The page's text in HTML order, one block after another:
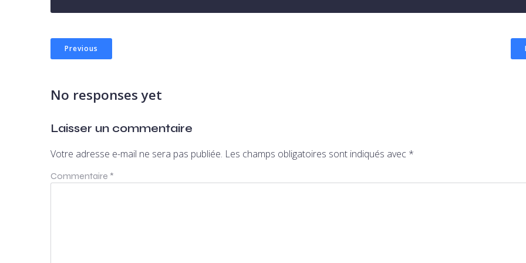
Previous
No responses yet
Laisser un commentaire
Votre adresse e-mail ne sera pas publiée. Les champs obligatoires sont indiqués avec *
Commentaire *